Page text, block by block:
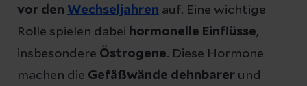
vor den Wechseljahren auf. Eine wichtige
Rolle spielen dabei hormonelle Einflüsse,
insbesondere Östrogene. Diese Hormone
machen die Gefäßwände dehnbarer und